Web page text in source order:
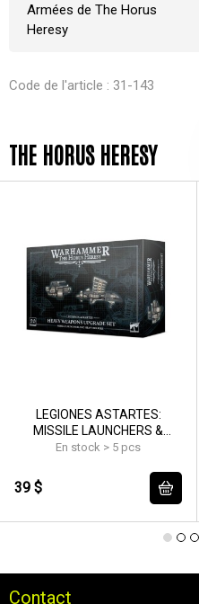
Armées de The Horus
Heresy
Code de l'article : 31-143
THE HORUS HERESY
LEGIONES ASTARTES:
MISSILE LAUNCHERS &
HEAVY BOLTERS
En stock > 5 pcs
39 $
Contact